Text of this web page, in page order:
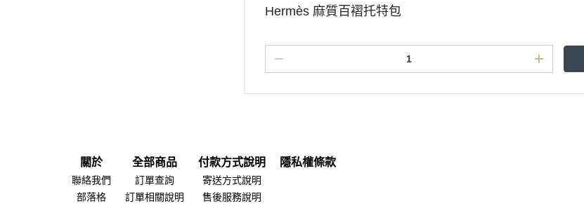
Hermès 麻質百褶托特包
關於
聯絡我們
部落格
全部商品
訂單查詢
訂單相關說明
付款方式說明
寄送方式說明
售後服務說明
隱私權條款